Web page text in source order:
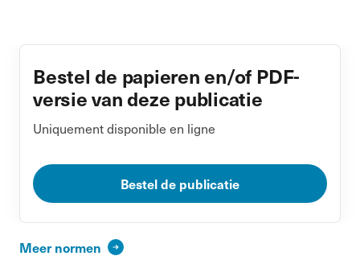
Bestel de papieren en/of PDF-
versie van deze publicatie
Uniquement disponible en ligne
Bestel de publicatie
Meer normen